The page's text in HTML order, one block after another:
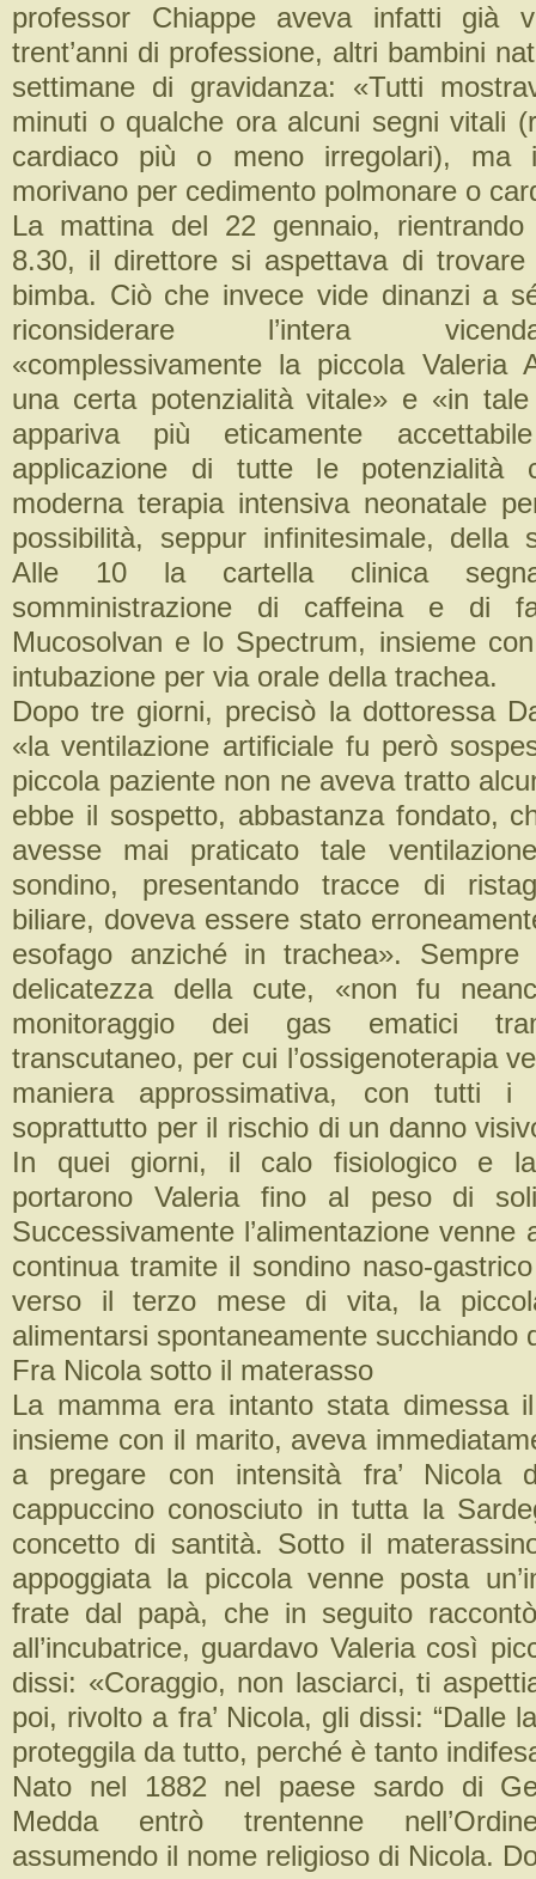
professor Chiappe aveva infatti già
trent’anni di professione, altri bambini
settimane di gravidanza: «Tutti
minuti o qualche ora alcuni segni vitali
cardiaco più o meno irregolari), ma
morivano per cedimento polmonare o
La mattina del 22 gennaio,
8.30, il direttore si aspettava di
bimba. Ciò che invece vide dinanzi a
riconsiderare l’intera
«complessivamente la piccola Valeria
una certa potenzialità vitale» e «in
appariva più eticamente
applicazione di tutte le potenzialità
moderna terapia intensiva neonatale
possibilità, seppur infinitesimale, della
Alle 10 la cartella clinica
somministrazione di caffeina e di
Mucosolvan e lo Spectrum, insieme
intubazione per via orale della trachea.
Dopo tre giorni, precisò la dottoressa
«la ventilazione artificiale fu però
piccola paziente non ne aveva tratto
ebbe il sospetto, abbastanza fondato,
avesse mai praticato tale
sondino, presentando tracce di
biliare, doveva essere stato
esofago anziché in trachea».
delicatezza della cute, «non fu
monitoraggio dei gas ematici
transcutaneo, per cui l’ossigenoterapia
maniera approssimativa, con tutti i
soprattutto per il rischio di un danno
In quei giorni, il calo fisiologico e la
portarono Valeria fino al peso di
Successivamente l’alimentazione venne
continua tramite il sondino naso-
verso il terzo mese di vita, la
alimentarsi spontaneamente succhiando
Fra Nicola sotto il materasso
La mamma era intanto stata dimessa
insieme con il marito, aveva
a pregare con intensità fra’ Nicola
cappuccino conosciuto in tutta la
concetto di santità. Sotto il
appoggiata la piccola venne posta
frate dal papà, che in seguito
all’incubatrice, guardavo Valeria così
dissi: «Coraggio, non lasciarci, ti
poi, rivolto a fra’ Nicola, gli dissi: “Dalle
proteggila da tutto, perché è tanto
Nato nel 1882 nel paese sardo di
Medda entrò trentenne
assumendo il nome religioso di Nicola.